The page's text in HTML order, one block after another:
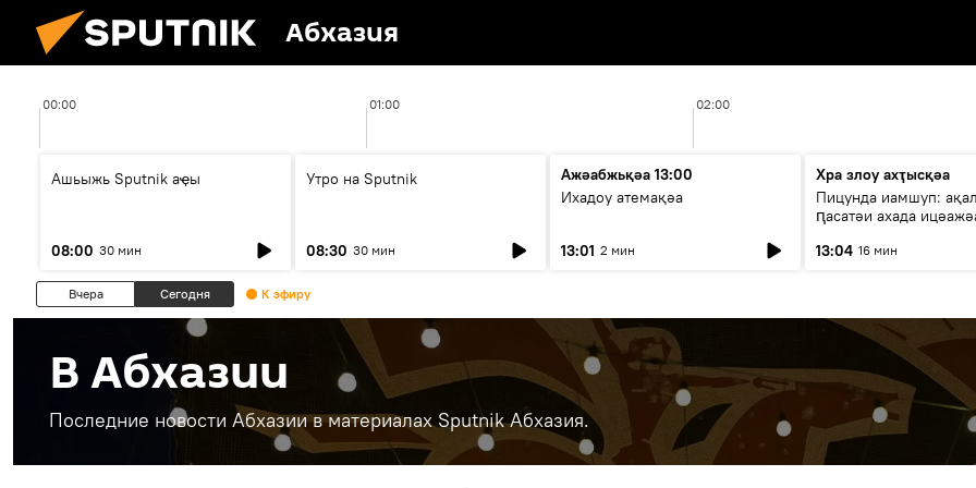
Абхазия
00:00 01:00 02:00
Ашьыжь Sputnik аҿы
08:00 30 мин
Утро на Sputnik
08:30 30 мин
Ажәабжьқәа 13:00
Ихадоу атемақәа
13:01 2 мин
Хра злоу ахҭысқәа
Пицунда иамшуп:
ԥасатәи ахада
13:04 16 мин
Вчера Сегодня К эфиру
В Абхазии
Последние новости Абхазии в материалах Sputnik Абхазия.